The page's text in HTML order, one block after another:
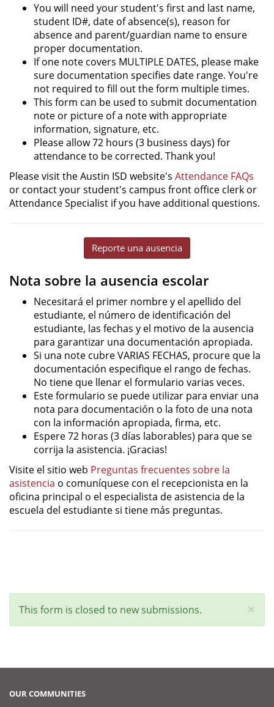
You will need your student's first and last name,
student ID#, date of absence(s), reason for
absence and parent/guardian name to ensure
proper documentation.
If one note covers MULTIPLE DATES, please make
sure documentation specifies date range. You're
not required to fill out the form multiple times.
This form can be used to submit documentation
note or picture of a note with appropriate
information, signature, etc.
Please allow 72 hours (3 business days) for
attendance to be corrected. Thank you!
Please visit the Austin ISD website's Attendance FAQs
or contact your student's campus front office clerk or
Attendance Specialist if you have additional questions.
Reporte una ausencia
Nota sobre la ausencia escolar
Necesitará el primer nombre y el apellido del
estudiante, el número de identificación del
estudiante, las fechas y el motivo de la ausencia
para garantizar una documentación apropiada.
Si una note cubre VARIAS FECHAS, procure que la
documentación especifique el rango de fechas.
No tiene que llenar el formulario varias veces.
Este formulario se puede utilizar para enviar una
nota para documentación o la foto de una nota
con la información apropiada, firma, etc.
Espere 72 horas (3 días laborables) para que se
corrija la asistencia. ¡Gracias!
Visite el sitio web Preguntas frecuentes sobre la
asistencia o comuníquese con el recepcionista en la
oficina principal o el especialista de asistencia de la
escuela del estudiante si tiene más preguntas.
×
Status
message
This form is closed to new submissions.
OUR COMMUNITIES